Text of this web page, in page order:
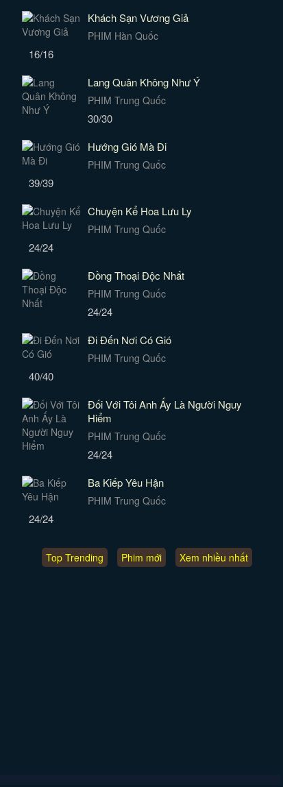
Khách Sạn Vương Giả
PHIM Hàn Quốc
16/16
Lang Quân Không Như Ý
PHIM Trung Quốc
30/30
Hướng Gió Mà Đi
PHIM Trung Quốc
39/39
Chuyện Kể Hoa Lưu Ly
PHIM Trung Quốc
24/24
Đồng Thoại Độc Nhất
PHIM Trung Quốc
24/24
Đi Đến Nơi Có Gió
PHIM Trung Quốc
40/40
Đối Với Tôi Anh Ấy Là Người Nguy
Hiểm
PHIM Trung Quốc
24/24
Ba Kiếp Yêu Hận
PHIM Trung Quốc
24/24
Top Trending Phim mới Xem nhiều nhất